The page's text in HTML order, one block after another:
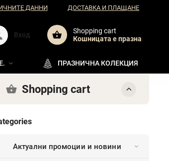
ДАННИ ДОСТАВКА И ПЛАЩАНЕ
Shopping cart
Кошницата e празна
Вход
ПРАЗНИЧНА КОЛЕКЦИЯ
Shopping cart
Актуални промоции и новини